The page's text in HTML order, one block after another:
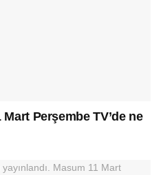
Perşembe TV’de ne